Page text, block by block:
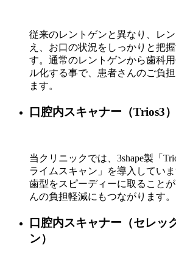
従来のレントゲンと異なり、レ
え、お口の状況をしっかりと把
す。通常のレントゲンから歯科
ル化する事で、患者さんのご負
ます。
口腔内スキャナー（Trios3）
当クリニックでは、3shape製「
ライムスキャン」を導入してい
歯型をスピーディーに取ること
んの負担軽減にもつながります。
口腔内スキャナー（セレッ
ン）